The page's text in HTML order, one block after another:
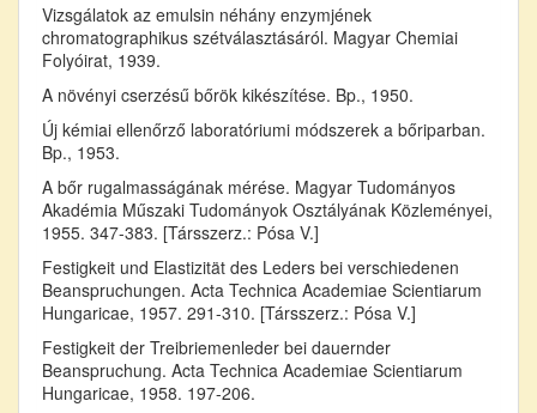
Vizsgálatok az emulsin néhány enzymjének
chromatographikus szétválasztásáról. Magyar Chemiai
Folyóirat, 1939.
A növényi cserzésű bőrök kikészítése. Bp., 1950.
Új kémiai ellenőrző laboratóriumi módszerek a bőriparban.
Bp., 1953.
A bőr rugalmasságának mérése. Magyar Tudományos
Akadémia Műszaki Tudományok Osztályának Közleményei,
1955. 347-383. [Társszerz.: Pósa V.]
Festigkeit und Elastizität des Leders bei verschiedenen
Beanspruchungen. Acta Technica Academiae Scientiarum
Hungaricae, 1957. 291-310. [Társszerz.: Pósa V.]
Festigkeit der Treibriemenleder bei dauernder
Beanspruchung. Acta Technica Academiae Scientiarum
Hungaricae, 1958. 197-206.